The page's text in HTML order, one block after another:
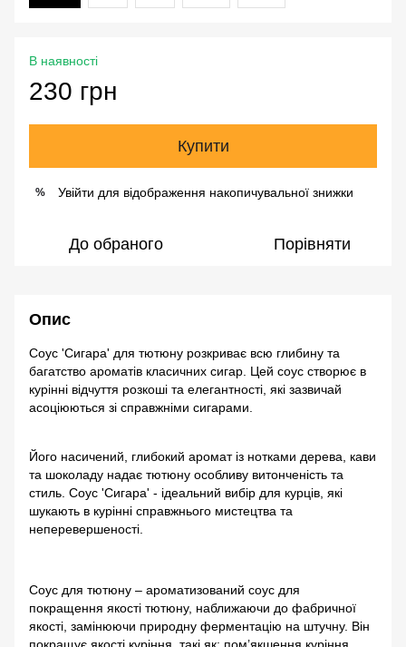
В наявності
230 грн
Купити
% Увійти для відображення накопичувальної знижки
До обраного Порівняти
Опис
Соус 'Сигара' для тютюну розкриває всю глибину та
багатство ароматів класичних сигар. Цей соус створює в
курінні відчуття розкоші та елегантності, які зазвичай
асоціюються зі справжніми сигарами.
Його насичений, глибокий аромат із нотками дерева, кави
та шоколаду надає тютюну особливу витонченість та
стиль. Соус 'Сигара' - ідеальний вибір для курців, які
шукають в курінні справжнього мистецтва та
неперевершеності.
Соус для тютюну – ароматизований соус для
покращення якості тютюну, наближаючи до фабричної
якості, замінюючи природну ферментацію на штучну. Він